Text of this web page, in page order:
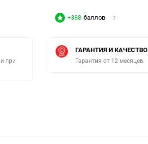
+388 баллов ?
при
ГАРАНТИЯ И КАЧЕСТВО
Гарантия от 12 месяцев.